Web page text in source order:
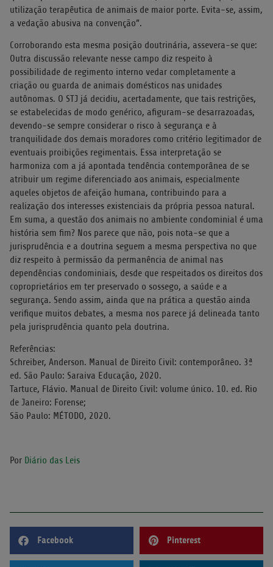
utilização terapêutica de animais de maior porte. Evita-se, assim,
a vedação abusiva na convenção”.
Corroborando esta mesma posição doutrinária, assevera-se que:
Outra discussão relevante nesse campo diz respeito à
possibilidade de regimento interno vedar completamente a
criação ou guarda de animais domésticos nas unidades
autônomas. O STJ já decidiu, acertadamente, que tais restrições,
se estabelecidas de modo genérico, afiguram-se desarrazoadas,
devendo-se sempre considerar o risco à segurança e à
tranquilidade dos demais moradores como critério legitimador de
eventuais proibições regimentais. Essa interpretação se
harmoniza com a já apontada tendência contemporânea de se
atribuir um regime diferenciado aos animais, especialmente
aqueles objetos de afeição humana, contribuindo para a
realização dos interesses existenciais da própria pessoa natural.
Em suma, a questão dos animais no ambiente condominial é uma
história sem fim? Nos parece que não, pois nota-se que a
jurisprudência e a doutrina seguem a mesma perspectiva no que
diz respeito à permissão da permanência de animal nas
dependências condominiais, desde que respeitados os direitos dos
coproprietários em ter preservado o sossego, a saúde e a
segurança. Sendo assim, ainda que na prática a questão ainda
verifique muitos debates, a mesma nos parece já delineada tanto
pela jurisprudência quanto pela doutrina.
Referências:
Schreiber, Anderson. Manual de Direito Civil: contemporâneo. 3ª
ed. São Paulo: Saraiva Educação, 2020.
Tartuce, Flávio. Manual de Direito Civil: volume único. 10. ed. Rio
de Janeiro: Forense;
São Paulo: MÉTODO, 2020.
Por Diário das Leis
Facebook Pinterest